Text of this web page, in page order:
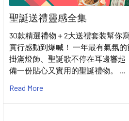
聖誕送禮靈感全集
30款精選禮物＋2大送禮套装幫你寫
實行感動到爆喊！ 一年最有氣氛
掛滿燈飾、聖誕歌不停在耳邊響起
備一份貼心又實用的聖誕禮物。 …
Read More